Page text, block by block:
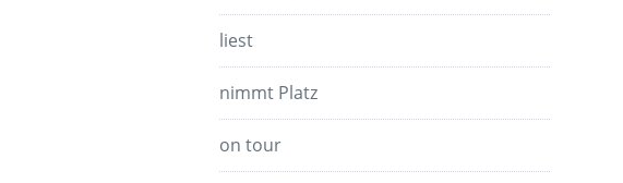
liest
nimmt Platz
on tour